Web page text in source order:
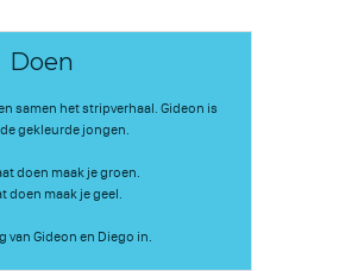
Doen
samen het stripverhaal. Gideon is
gekleurde jongen.
doen maak je groen.
doen maak je geel.
van Gideon en Diego in.